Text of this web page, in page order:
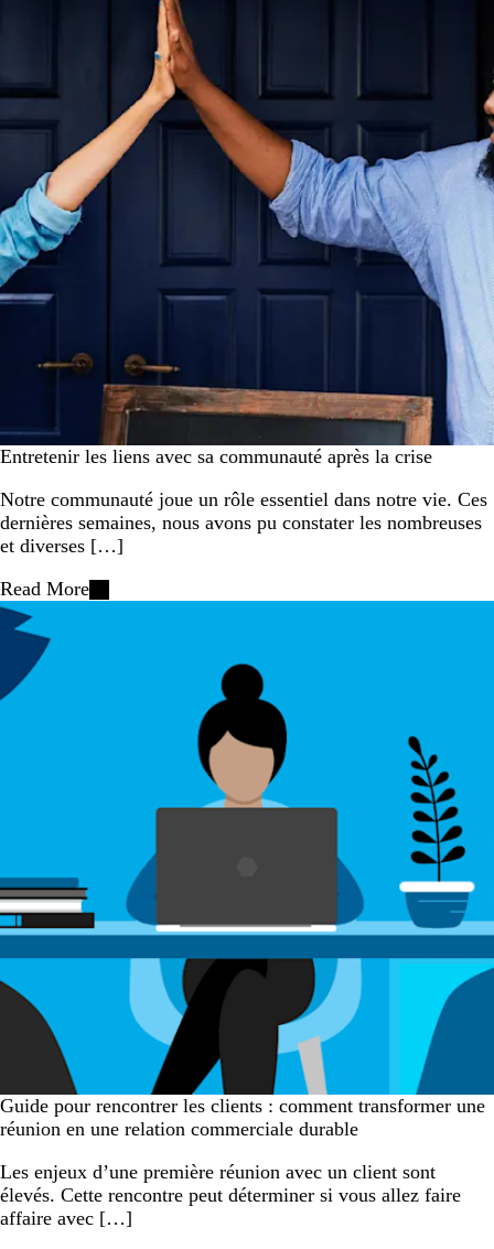
Entretenir les liens avec sa communauté après la crise
Notre communauté joue un rôle essentiel dans notre vie. Ces
dernières semaines, nous avons pu constater les nombreuses
et diverses […]
Read More
Guide pour rencontrer les clients : comment transformer une
réunion en une relation commerciale durable
Les enjeux d’une première réunion avec un client sont
élevés. Cette rencontre peut déterminer si vous allez faire
affaire avec […]